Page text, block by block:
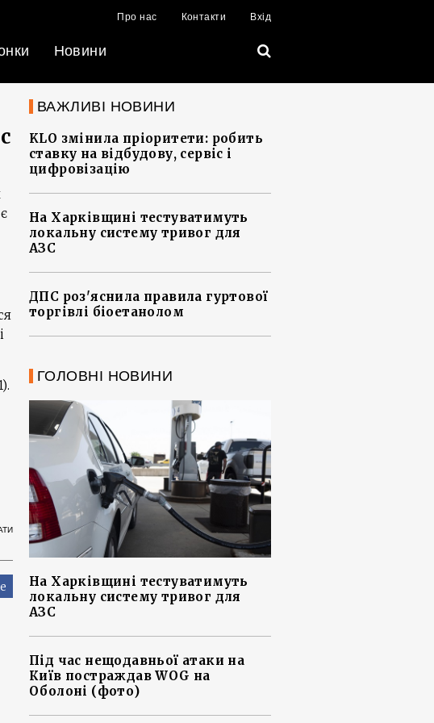
Про нас Контакти Вхід
Новини
ВАЖЛИВІ НОВИНИ
KLO змінила пріоритети: робить
ставку на відбудову, сервіс і
цифровізацію
На Харківщині тестуватимуть
локальну систему тривог для
АЗС
ДПС роз'яснила правила гуртової
торгівлі біоетанолом
ГОЛОВНІ НОВИНИ
На Харківщині тестуватимуть
локальну систему тривог для
АЗС
Під час нещодавньої атаки на
Київ постраждав WOG на
Оболоні (фото)